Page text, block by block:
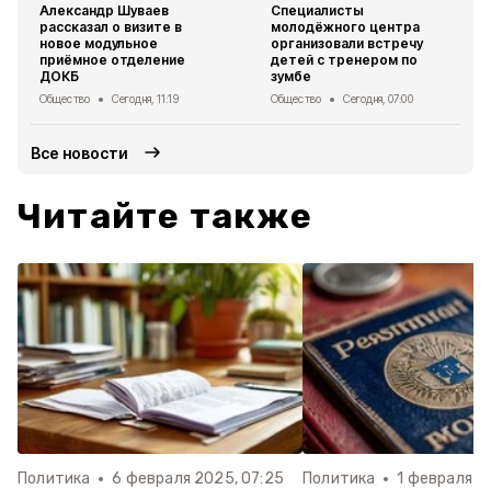
Александр Шуваев
рассказал о визите в
новое модульное
приёмное отделение
ДОКБ
Общество Сегодня, 11:19
Специалисты
молодёжного центра
организовали встречу
детей с тренером по
зумбе
Общество Сегодня, 07:00
Все новости
Читайте также
Политика 6 февраля 2025, 07:25 Политика 1 февраля